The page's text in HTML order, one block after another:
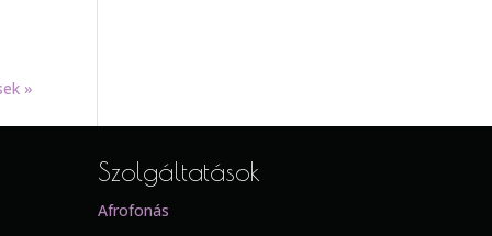
»
Szolgáltatások
Afrofonás